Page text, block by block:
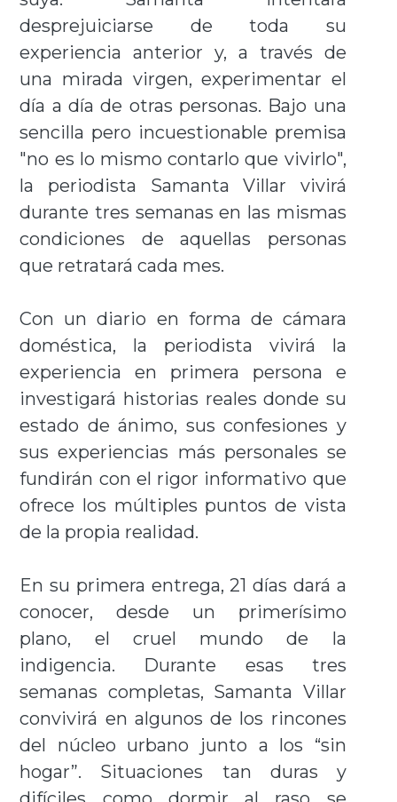
desprejuiciarse de toda su
experiencia anterior y, a través de
una mirada virgen, experimentar el
día a día de otras personas. Bajo una
sencilla pero incuestionable premisa
"no es lo mismo contarlo que vivirlo",
la periodista Samanta Villar vivirá
durante tres semanas en las mismas
condiciones de aquellas personas
que retratará cada mes.
Con un diario en forma de cámara
doméstica, la periodista vivirá la
experiencia en primera persona e
investigará historias reales donde su
estado de ánimo, sus confesiones y
sus experiencias más personales se
fundirán con el rigor informativo que
ofrece los múltiples puntos de vista
de la propia realidad.
En su primera entrega, 21 días dará a
conocer, desde un primerísimo
plano, el cruel mundo de la
indigencia. Durante esas tres
semanas completas, Samanta Villar
convivirá en algunos de los rincones
del núcleo urbano junto a los “sin
hogar”. Situaciones tan duras y